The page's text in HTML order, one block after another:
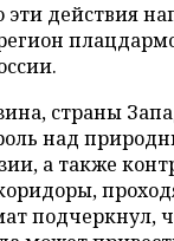
эти действия
страны
над
а также
подчеркнул,